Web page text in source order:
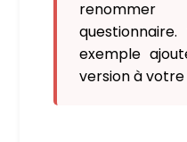
exemple
version à votre